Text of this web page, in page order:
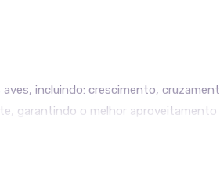
incluindo: crescimento,
garantindo o melhor aproveitamento